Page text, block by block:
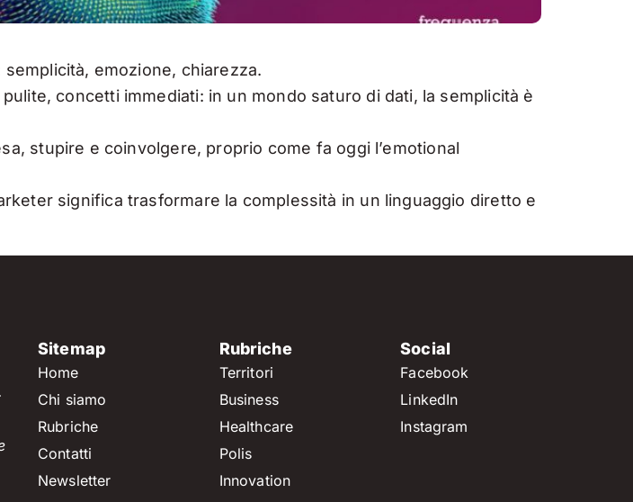
emozione, chiarezza.
concetti immediati: in un mondo saturo di dati, la semplicità è
stupire e coinvolgere, proprio come fa oggi l’emotional
significa trasformare la complessità in un linguaggio diretto e
Sitemap
Home
Chi siamo
Rubriche
Contatti
Newsletter
Rubriche
Territori
Business
Healthcare
Polis
Innovation
Social
Facebook
LinkedIn
Instagram